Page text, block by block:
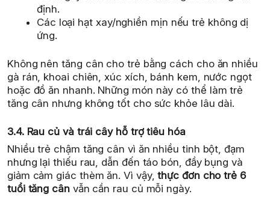
định.
Các loại hạt xay/nghiền mịn nếu trẻ không dị
ứng.
Không nên tăng cân cho trẻ bằng cách cho ăn nhiều
gà rán, khoai chiên, xúc xích, bánh kem, nước ngọt
hoặc đồ ăn nhanh. Những món này có thể làm trẻ
tăng cân nhưng không tốt cho sức khỏe lâu dài.
3.4. Rau củ và trái cây hỗ trợ tiêu hóa
Nhiều trẻ chậm tăng cân vì ăn nhiều tinh bột, đạm
nhưng lại thiếu rau, dẫn đến táo bón, đầy bụng và
giảm cảm giác thèm ăn. Vì vậy,thực đơn cho trẻ 6
tuổi tăng cânvẫn cần rau củ mỗi ngày.